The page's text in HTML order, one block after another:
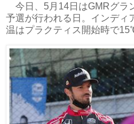
今日、5月14日はGMRグラ
予選が行われる日。インディ
温はプラクティス開始時で